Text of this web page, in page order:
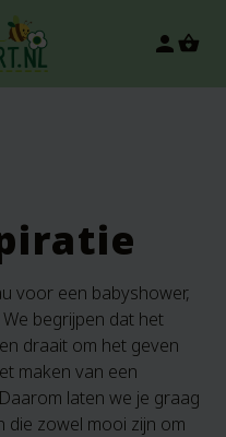
person
voor een babyshower,
begrijpen dat het
draait om het geven
maken van een
laten we je graag
die zowel mooi zijn om